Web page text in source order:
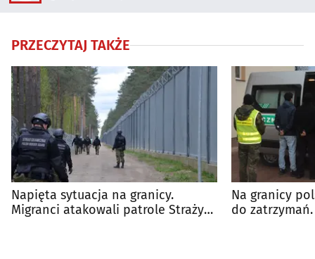
PRZECZYTAJ TAKŻE
Napięta sytuacja na granicy.
Migranci atakowali patrole Straży
Na granicy
do zatrzymań.